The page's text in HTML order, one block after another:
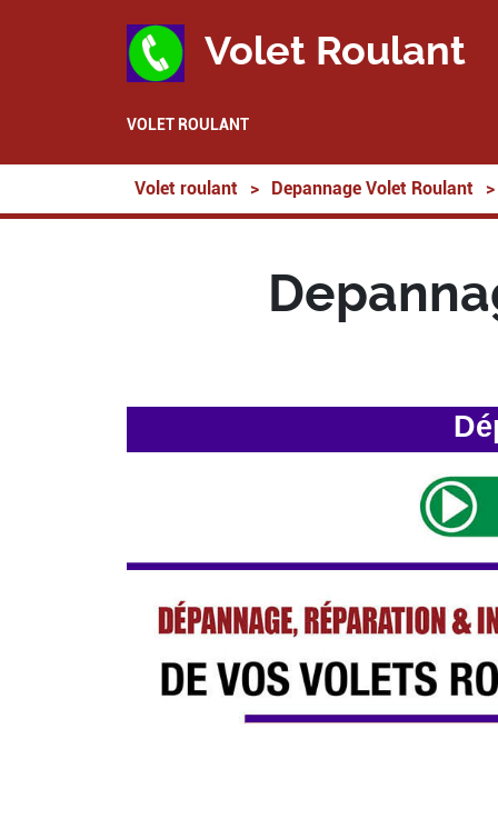
Volet Roulant
VOLET ROULANT
Volet roulant > Depannage Volet Roulant >